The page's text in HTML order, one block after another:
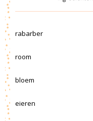
rabarber
room
bloem
eieren